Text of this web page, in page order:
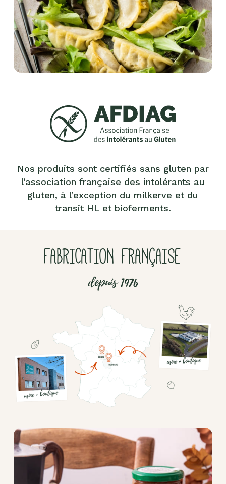
Nos produits sont certifiés sans gluten par
l’association française des intolérants au
gluten, à l’exception du milkerve et du
transit HL et bioferments.
FABRICATION FRANÇAISE
depuis 1976
culinaires
Boisson
poudre
Fruits
secs
Mélanges
apéritifs
Tartinables
apéritifs